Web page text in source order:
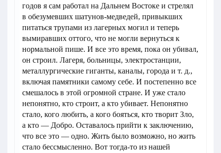
годов я сам работал на Дальнем Востоке и стрелял
в обезумевших шатунов-медведей, привыкших
питаться трупами из лагерных могил и теперь
вымиравших оттого, что не могли вернуться к
нормальной пише. И все это время, пока он убивал,
он строил. Лагеря, больницы, электростанции,
металлургические гиганты, каналы, города и т. д.,
включая памятники самому себе. И постепенно все
смешалось в этой огромной стране. И уже стало
непонятно, кто строит, а кто убивает. Непонятно
стало, кого любить, а кого бояться, кто творит Зло,
а кто — Добро. Оставалось прийти к заключению,
что все это — одно. Жить было возможно, но жить
стало бессмысленно. Вот тогда-то из нашей